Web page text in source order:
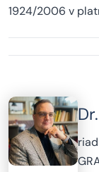
1924/2006 v